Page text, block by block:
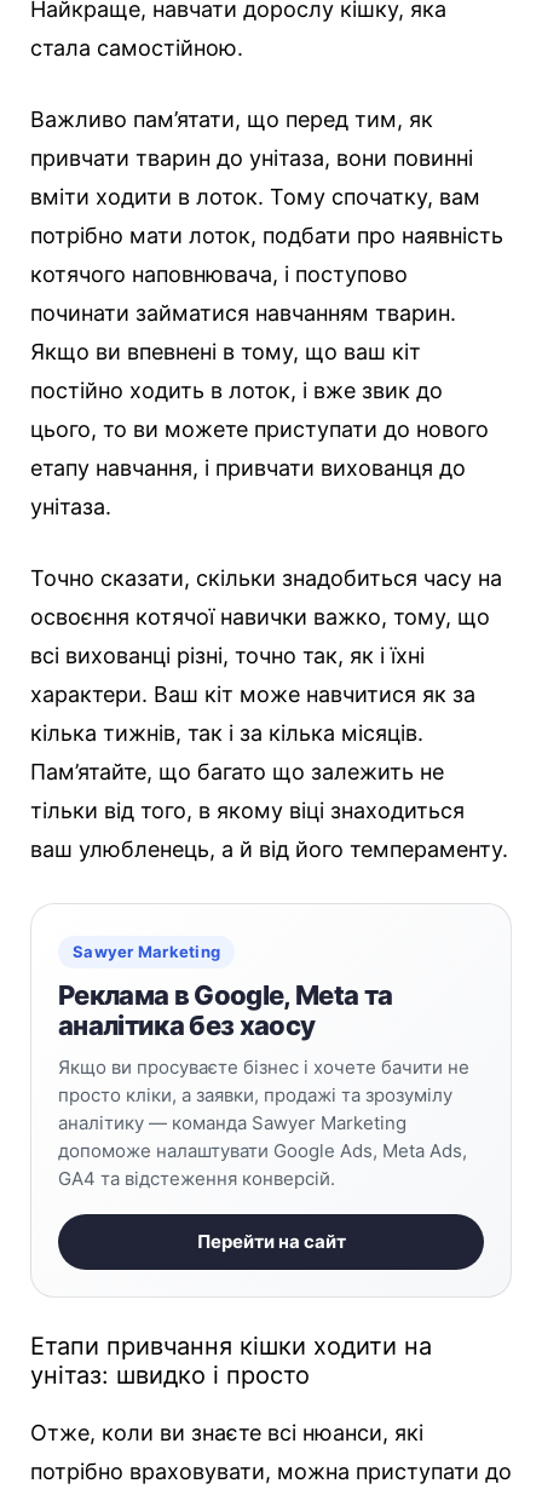
Найкраще, навчати дорослу кішку, яка
стала самостійною.
Важливо пам’ятати, що перед тим, як
привчати тварин до унітаза, вони повинні
вміти ходити в лоток. Тому спочатку, вам
потрібно мати лоток, подбати про наявність
котячого наповнювача, і поступово
починати займатися навчанням тварин.
Якщо ви впевнені в тому, що ваш кіт
постійно ходить в лоток, і вже звик до
цього, то ви можете приступати до нового
етапу навчання, і привчати вихованця до
унітаза.
Точно сказати, скільки знадобиться часу на
освоєння котячої навички важко, тому, що
всі вихованці різні, точно так, як і їхні
характери. Ваш кіт може навчитися як за
кілька тижнів, так і за кілька місяців.
Пам’ятайте, що багато що залежить не
тільки від того, в якому віці знаходиться
ваш улюбленець, а й від його темпераменту.
Sawyer Marketing
Реклама в Google, Meta та
аналітика без хаосу
Якщо ви просуваєте бізнес і хочете бачити не
просто кліки, а заявки, продажі та зрозумілу
аналітику — команда Sawyer Marketing
допоможе налаштувати Google Ads, Meta Ads,
GA4 та відстеження конверсій.
Перейти на сайт
Етапи привчання кішки ходити на
унітаз: швидко і просто
Отже, коли ви знаєте всі нюанси, які
потрібно враховувати, можна приступати до